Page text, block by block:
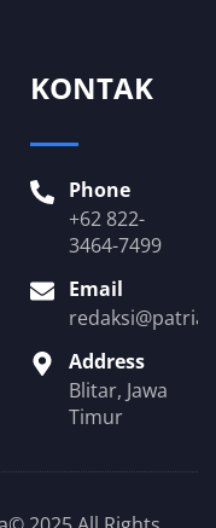
KONTAK
Phone
+62 822-
3464-7499
Email
Address
Blitar, Jawa
Timur